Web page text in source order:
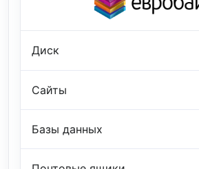
Диск
Сайты
Базы данных